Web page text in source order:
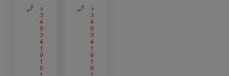
+
3
4
9
3
4
1
9
1
8
+
3
4
9
3
4
1
9
1
8